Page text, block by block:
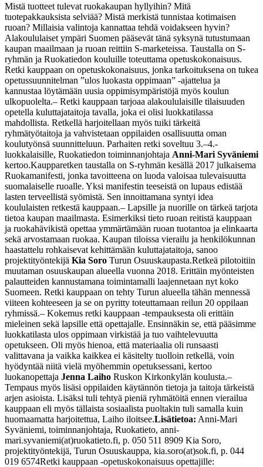
Mistä tuotteet tulevat ruokakaupan hyllyihin? Mitä
tuotepakkauksista selviää? Mistä merkistä tunnistaa kotimaisen
ruoan? Millaisia valintoja kannattaa tehdä voidakseen hyvin?
Alakoululaiset ympäri Suomen pääsevät tänä syksynä tutustumaan
kaupan maailmaan ja ruoan reittiin S-marketeissa. Taustalla on S-
ryhmän ja Ruokatiedon kouluille toteuttama opetuskokonaisuus.
Retki kauppaan on opetuskokonaisuus, jonka tarkoituksena on tukea
opetussuunnitelman ”ulos luokasta oppimaan” -ajattelua ja
kannustaa löytämään uusia oppimisympäristöjä myös koulun
ulkopuolelta.– Retki kauppaan tarjoaa alakoululaisille tilaisuuden
opetella kuluttajataitoja tavalla, joka ei olisi luokkatilassa
mahdollista. Retkellä harjoitellaan myös tuiki tärkeitä
ryhmätyötaitoja ja vahvistetaan oppilaiden osallisuutta oman
koulutyönsä suunnitteluun. Parhaiten retki soveltuu 3.–4.-
luokkalaisille, Ruokatiedon toiminnanjohtaja Anni-Mari Syväniemi
kertoo.Kaupparetken taustalla on S-ryhmän kesällä 2017 julkaisema
Ruokamanifesti, jonka tavoitteena on luoda valoisaa tulevaisuutta
suomalaiselle ruoalle. Yksi manifestin teeseistä on lupaus edistää
lasten terveellistä syömistä. Sen innoittamana syntyi idea
koululaisten retkestä kauppaan.– Lapsille ja nuorille on tärkeä tarjota
tietoa kaupan maailmasta. Esimerkiksi tieto ruoan reitistä kauppaan
ja ruokahävikistä opettaa ymmärtämään ruoan tuotantoa ja elinkaarta
sekä arvostamaan ruokaa. Kaupan tiloissa vierailu ja henkilökunnan
haastattelu rohkaisevat kehittämään kuluttajataitoja, sanoo
projektityöntekijä Kia Soro Turun Osuuskaupasta.Retkeä pilotoitiin
muutaman osuuskaupan alueella vuonna 2018. Erittäin myönteisten
palautteiden kannustamana toimintamalli laajennetaan nyt koko
Suomeen. Retki kauppaan on tehty Turun alueella tähän mennessä
viiteen kohteeseen ja se on pyritty toteuttamaan reilun 20 oppilaan
ryhmissä.– Kokemus retki kauppaan -tempauksesta oli erittäin
mieleinen sekä lapsille että opettajalle. Ensinnäkin se, että pääsimme
luokkatilasta ulos oppimaan virkistää ja tuo vaihtelevuutta
opetukseen. Oli myös hienoa, että materiaalia oli runsaasti
valittavana ja vaikka kaikkea ei käsitelty tuolloin retkellä, voin
hyödyntää niitä vielä myöhemmin opetuksessani, kertoo
luokanopettaja Jenna Laiho Ruskon Kirkonkylän koulusta.–
Tempaus myös lisäsi oppilaiden käytännön tietoja ja taitoja tärkeistä
arjen asioista. Lisäksi tuli tehtyä pieniä ryhmätöitä ennen vierailua
kauppaan eli myös tällaista sosiaalista puoltakin tuli samalla kuin
huomaamatta harjoitettua, Laiho iloitsee.Lisätietoa: Anni-Mari
Syväniemi, toiminnanjohtaja, Ruokatieto, anni-
mari.syvaniemi(at)ruokatieto.fi, p. 050 511 8909 Kia Soro,
projektityöntekijä, Turun Osuuskauppa, kia.soro(at)sok.fi, p. 044
019 6574Retki kauppaan -opetuskokonaisuus opettajille: